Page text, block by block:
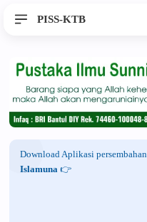
PISS-KTB
Download Aplikasi persembahan
Islamuna 👉